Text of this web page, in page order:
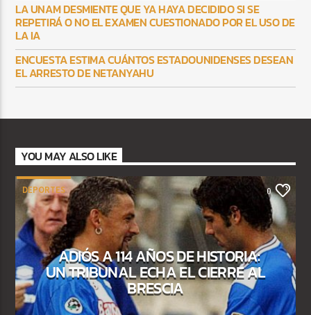
LA UNAM DESMIENTE QUE YA HAYA DECIDIDO SI SE
REPETIRÁ O NO EL EXAMEN CUESTIONADO POR EL USO DE
LA IA
ENCUESTA ESTIMA CUÁNTOS ESTADOUNIDENSES DESEAN
EL ARRESTO DE NETANYAHU
YOU MAY ALSO LIKE
DEPORTES 0
ADIÓS A 114 AÑOS DE HISTORIA:
UN TRIBUNAL ECHA EL CIERRE AL
BRESCIA